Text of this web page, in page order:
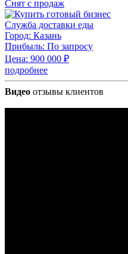
Снят с продаж
Служба доставки еды
Город: Казань
Прибыль: По запросу
Цена: 900 000 ₽
подробнее
Видео отзывы клиентов